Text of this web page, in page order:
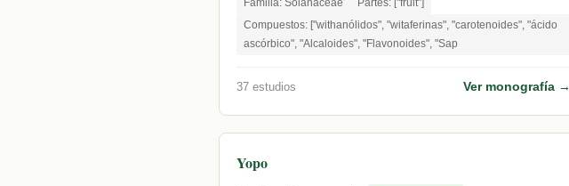
Familia: Solanaceae
Partes: ["fruit"]
Compuestos: ["withanólidos", "witaferinas", "carotenoides", "ácido
ascórbico", "Alcaloides", "Flavonoides", "Sap
37 estudios Ver monografía →
Yopo